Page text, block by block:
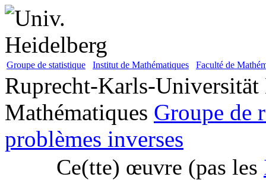
Groupe de statistique Institut de Mathématiques Faculté de
Ruprecht-Karls-Universität
Mathématiques Groupe de
problèmes inverses
Ce(tte) œuvre (pas les